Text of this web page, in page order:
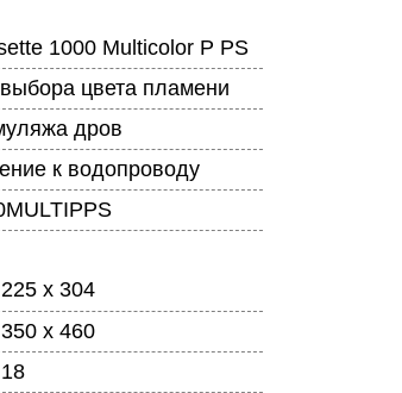
1000 Multicolor P PS
цвета пламени
дров
к водопроводу
х 304
x 460
18